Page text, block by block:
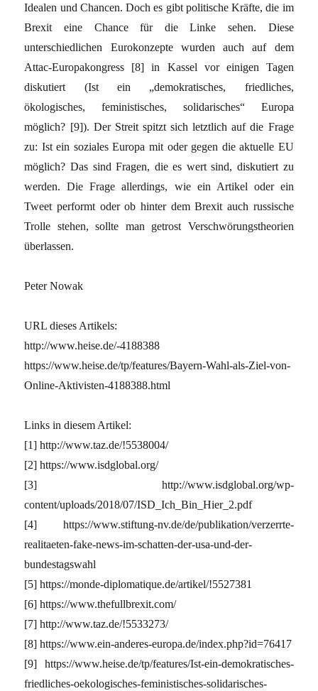
Idealen und Chancen. Doch es gibt politische Kräfte, die im
Brexit eine Chance für die Linke sehen. Diese
unterschiedlichen Eurokonzepte wurden auch auf dem
Attac-Europakongress [8] in Kassel vor einigen Tagen
diskutiert (Ist ein „demokratisches, friedliches,
ökologisches, feministisches, solidarisches“ Europa
möglich? [9]). Der Streit spitzt sich letztlich auf die Frage
zu: Ist ein soziales Europa mit oder gegen die aktuelle EU
möglich? Das sind Fragen, die es wert sind, diskutiert zu
werden. Die Frage allerdings, wie ein Artikel oder ein
Tweet performt oder ob hinter dem Brexit auch russische
Trolle stehen, sollte man getrost Verschwörungstheorien
überlassen.
Peter Nowak
URL dieses Artikels:
http://www.heise.de/-4188388
https://www.heise.de/tp/features/Bayern-Wahl-als-Ziel-von-
Online-Aktivisten-4188388.html
Links in diesem Artikel:
[1] http://www.taz.de/!5538004/
[2] https://www.isdglobal.org/
[3] http://www.isdglobal.org/wp-
content/uploads/2018/07/ISD_Ich_Bin_Hier_2.pdf
[4] https://www.stiftung-nv.de/de/publikation/verzerrte-
realitaeten-fake-news-im-schatten-der-usa-und-der-
bundestagswahl
[5] https://monde-diplomatique.de/artikel/!5527381
[6] https://www.thefullbrexit.com/
[7] http://www.taz.de/!5533273/
[8] https://www.ein-anderes-europa.de/index.php?id=76417
[9] https://www.heise.de/tp/features/Ist-ein-demokratisches-
friedliches-oekologisches-feministisches-solidarisches-